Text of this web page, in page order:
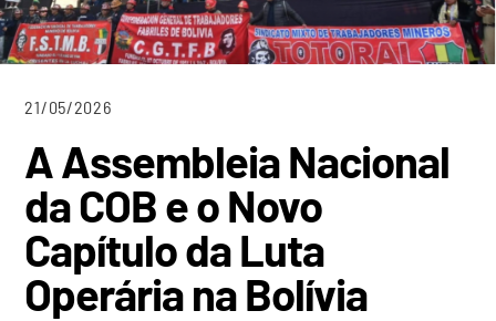
21/05/2026
A Assembleia Nacional
da COB e o Novo
Capítulo da Luta
Operária na Bolívia